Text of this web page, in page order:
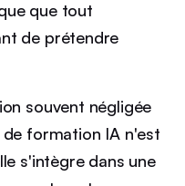
que tout
de prétendre
souvent négligée
formation IA n'est
s'intègre dans une